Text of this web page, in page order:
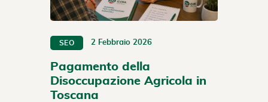
SEO 2 Febbraio 2026
Pagamento della
Disoccupazione Agricola in
Toscana